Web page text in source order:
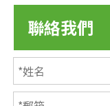
聯絡我們